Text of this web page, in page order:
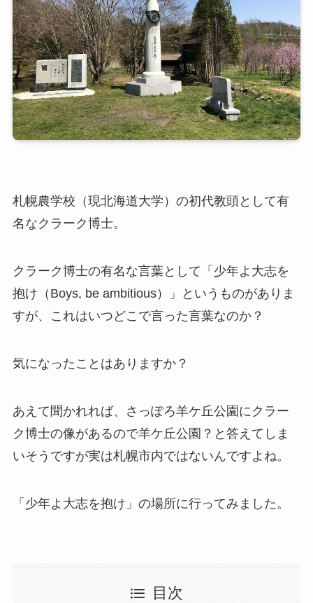
札幌農学校（現北海道大学）の初代教頭として有
名なクラーク博士。
クラーク博士の有名な言葉として「少年よ大志を
抱け（Boys, be ambitious）」というものがありま
すが、これはいつどこで言った言葉なのか？
気になったことはありますか？
あえて聞かれれば、さっぽろ羊ケ丘公園にクラー
ク博士の像があるので羊ケ丘公園？と答えてしま
いそうですが実は札幌市内ではないんですよね。
「少年よ大志を抱け」の場所に行ってみました。
目次